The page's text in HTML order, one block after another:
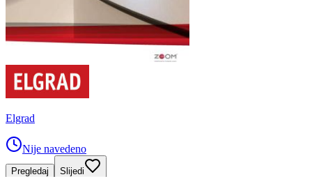
Elgrad
Nije navedeno
Pregledaj Slijedi